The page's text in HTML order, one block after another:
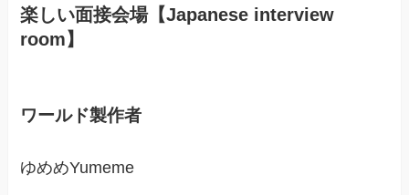
楽しい面接会場【Japanese interview
room】
ワールド製作者
ゆめめYumeme